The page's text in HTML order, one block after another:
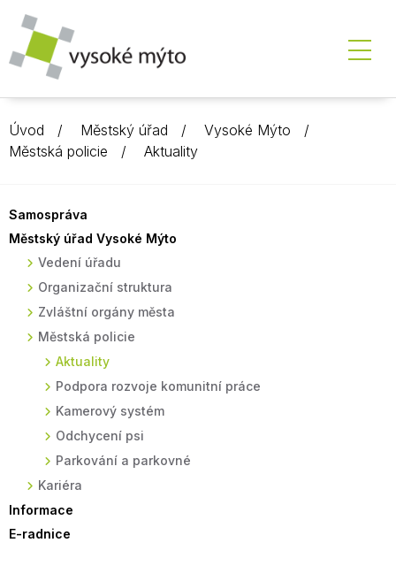
Úvod Městský úřad
Vysoké Mýto
Městská policie
Aktuality
Samospráva
Městský úřad Vysoké Mýto
Vedení úřadu
Organizační struktura
Zvláštní orgány města
Městská policie
Aktuality
Podpora rozvoje komunitní práce
Kamerový systém
Odchycení psi
Parkování a parkovné
Kariéra
Informace
E-radnice